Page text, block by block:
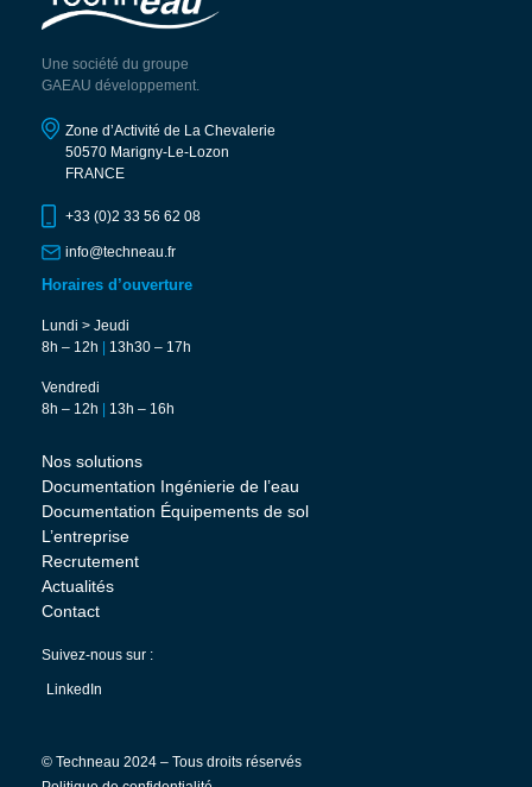
Une société du groupe
GAEAU développement.
Zone d’Activité de La Chevalerie
50570 Marigny-Le-Lozon
FRANCE
+33 (0)2 33 56 62 08
info@techneau.fr
Horaires d’ouverture
Lundi > Jeudi
8h – 12h
13h30 – 17h
Vendredi
8h – 12h
13h – 16h
Nos solutions
Documentation Ingénierie de l’eau
Documentation Équipements de sol
L’entreprise
Recrutement
Actualités
Contact
Suivez-nous sur :
LinkedIn
© Techneau 2024 – Tous droits réservés